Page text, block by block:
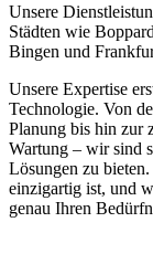
Unsere
Städten wie
Bingen und
Unsere Expertise
Technologie. Von
Planung bis hin zur
Wartung – wir sind
Lösungen zu
einzigartig ist, und
genau Ihren